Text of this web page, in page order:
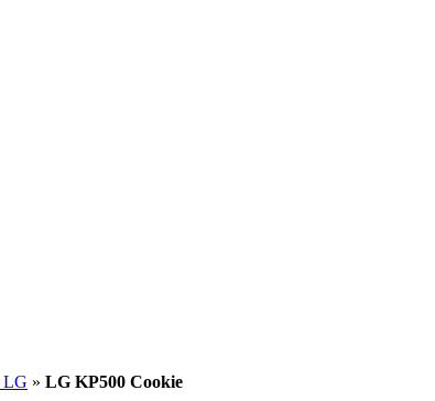
LG » LG KP500 Cookie